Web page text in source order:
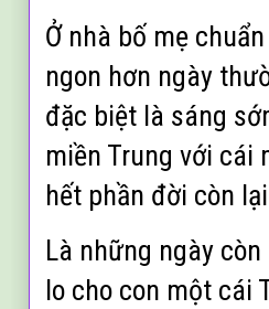
Ở nhà bố mẹ
ngon hơn ngày
đặc biệt là sáng
miền Trung với cái
hết phần đời còn
Là những ngày
lo cho con một cái